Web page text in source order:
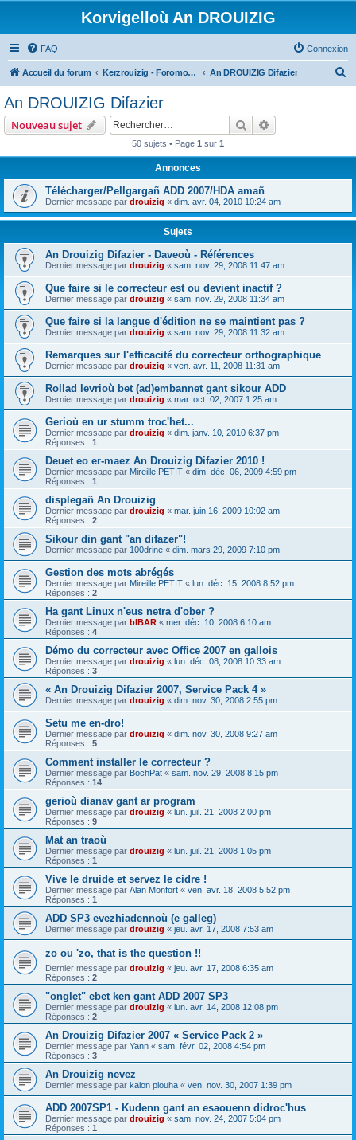
Korvigelloù An DROUIZIG
FAQ Connexion
Accueil du forum Kerzrouizig - Foromoù An Drouizig An DROUIZIG Difazier
e
r
An DROUIZIG Difazier
Nouveau sujet Rechercher
50 sujets • Page 1 sur 1
Annonces
Télécharger/Pellgargañ ADD 2007/HDA amañ
Dernier message par drouizig « dim. avr. 04, 2010 10:24 am
Sujets
An Drouizig Difazier - Daveoù - Références
Dernier message par drouizig « sam. nov. 29, 2008 11:47 am
Que faire si le correcteur est ou devient inactif ?
Dernier message par drouizig « sam. nov. 29, 2008 11:34 am
Que faire si la langue d'édition ne se maintient pas ?
Dernier message par drouizig « sam. nov. 29, 2008 11:32 am
Remarques sur l'efficacité du correcteur orthographique
Dernier message par drouizig « ven. avr. 11, 2008 11:31 am
Rollad levrioù bet (ad)embannet gant sikour ADD
Dernier message par drouizig « mar. oct. 02, 2007 1:25 am
Gerioù en ur stumm troc'het...
Dernier message par drouizig « dim. janv. 10, 2010 6:37 pm
Réponses : 1
Deuet eo er-maez An Drouizig Difazier 2010 !
Dernier message par Mireille PETIT « dim. déc. 06, 2009 4:59 pm
Réponses : 1
displegañ An Drouizig
Dernier message par drouizig « mar. juin 16, 2009 10:02 am
Réponses : 2
Sikour din gant "an difazer"!
Dernier message par 100drine « dim. mars 29, 2009 7:10 pm
Gestion des mots abrégés
Dernier message par Mireille PETIT « lun. déc. 15, 2008 8:52 pm
Réponses : 2
Ha gant Linux n'eus netra d'ober ?
Dernier message par bIBAR « mer. déc. 10, 2008 6:10 am
Réponses : 4
Démo du correcteur avec Office 2007 en gallois
Dernier message par drouizig « lun. déc. 08, 2008 10:33 am
Réponses : 3
« An Drouizig Difazier 2007, Service Pack 4 »
Dernier message par drouizig « dim. nov. 30, 2008 2:55 pm
Setu me en-dro!
Dernier message par drouizig « dim. nov. 30, 2008 9:27 am
Réponses : 5
Comment installer le correcteur ?
Dernier message par BochPat « sam. nov. 29, 2008 8:15 pm
Réponses : 14
gerioù dianav gant ar program
Dernier message par drouizig « lun. juil. 21, 2008 2:00 pm
Réponses : 9
Mat an traoù
Dernier message par drouizig « lun. juil. 21, 2008 1:05 pm
Réponses : 1
Vive le druide et servez le cidre !
Dernier message par Alan Monfort « ven. avr. 18, 2008 5:52 pm
Réponses : 1
ADD SP3 evezhiadennoù (e galleg)
Dernier message par drouizig « jeu. avr. 17, 2008 7:53 am
zo ou 'zo, that is the question !!
Dernier message par drouizig « jeu. avr. 17, 2008 6:35 am
Réponses : 2
"onglet" ebet ken gant ADD 2007 SP3
Dernier message par drouizig « lun. avr. 14, 2008 12:08 pm
Réponses : 2
An Drouizig Difazier 2007 « Service Pack 2 »
Dernier message par Yann « sam. févr. 02, 2008 4:54 pm
Réponses : 3
An Drouizig nevez
Dernier message par kalon plouha « ven. nov. 30, 2007 1:39 pm
ADD 2007SP1 - Kudenn gant an esaouenn didroc'hus
Dernier message par drouizig « sam. nov. 24, 2007 5:04 pm
Réponses : 1